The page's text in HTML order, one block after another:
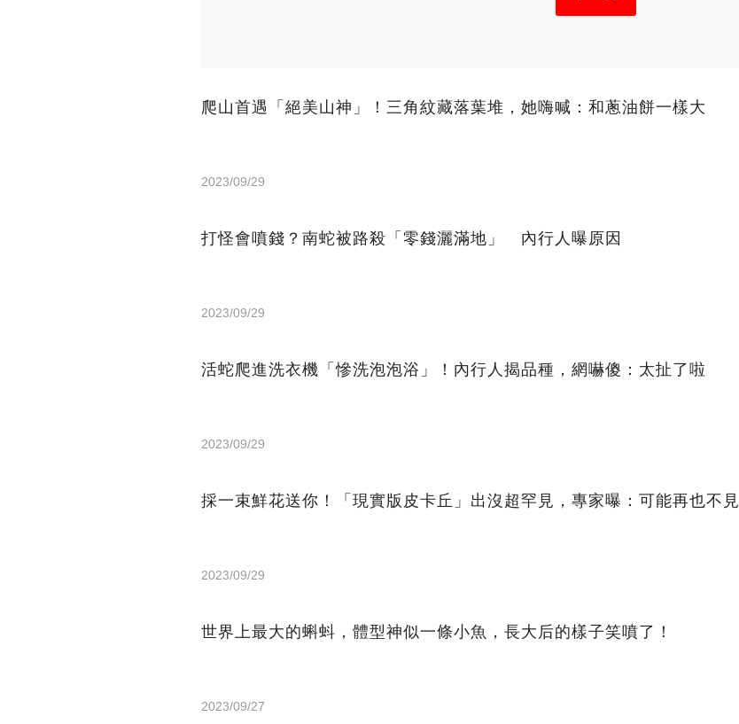
爬山首遇「絕美山神」！三角紋藏落葉堆，她嗨喊：和蔥油餅一樣大
2023/09/29
打怪會噴錢？南蛇被路殺「零錢灑滿地」 內行人曝原因
2023/09/29
活蛇爬進洗衣機「慘洗泡泡浴」！內行人揭品種，網嚇傻：太扯了啦
2023/09/29
採一束鮮花送你！「現實版皮卡丘」出沒超罕見，專家曝：可能再也不見
2023/09/29
世界上最大的蝌蚪，體型神似一條小魚，長大后的樣子笑噴了！
2023/09/27